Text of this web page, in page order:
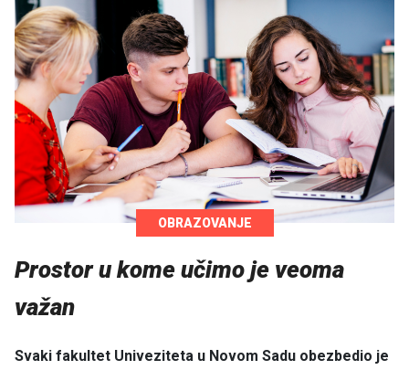
OBRAZOVANJE
Prostor u kome učimo je veoma
važan
Svaki fakultet Univeziteta u Novom Sadu obezbedio je